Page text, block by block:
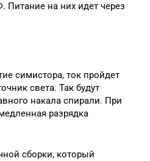
Питание на них идет через
симистора, ток пройдет
света. Так будут
накала спирали. При
разрядка
сборки, который